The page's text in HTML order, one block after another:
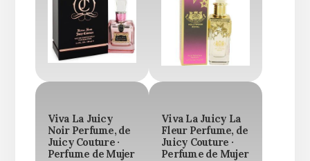
Viva La Juicy
Noir Perfume, de
Juicy Couture ·
Perfume de Mujer
Viva La Juicy La
Fleur Perfume, de
Juicy Couture ·
Perfume de Mujer